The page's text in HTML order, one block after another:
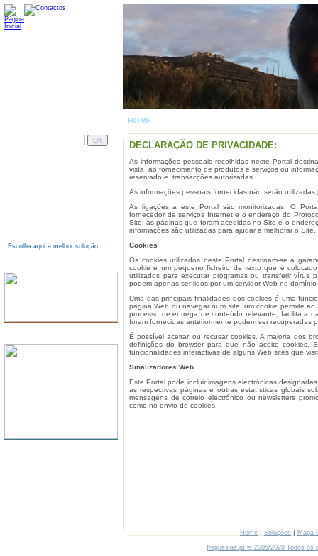
Escolha aqui a melhor solução
HOME
DECLARAÇÃO DE PRIVACIDADE:
As informações pessoais recolhidas neste Portal
vista ao fornecimento de produtos e serviços ou
reservado e transacções autorizadas.
As informações pessoais fornecidas não serão
As ligações a este Portal são monitorizadas. O
fornecedor de serviços Internet e o endereço do
Site; as páginas que foram acedidas no Site e o
informações são utilizadas para ajudar a melhorar o
Cookies
Os cookies utilizados neste Portal destinam-se a
cookie é um pequeno ficheiro de texto que é
utilizados para executar programas ou transferir vírus
podem apenas ser lidos por um servidor Web no
Uma das principais finalidades dos cookies é uma
página Web ou navegar num site, um cookie permite
processo de entrega de conteúdo relevante, facilita a
foram fornecidas anteriormente podem ser recuperadas
É possível aceitar ou recusar cookies. A maioria dos
definições do browser para que não aceite cookies.
funcionalidades interactivas de alguns Web sites que
Sinalizadores Web
Este Portal pode incluir imagens electrónicas
as respectivas páginas e outras estatísticas globais
mensagens de correio electrónico ou newsletters
como no envio de cookies.
Home | Soluções | Mapa
freguesias.pt © 2005/2020 Todos os